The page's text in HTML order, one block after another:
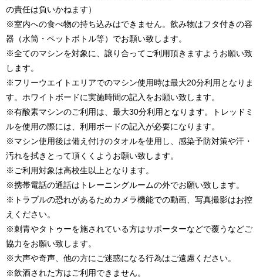
の責任は負いかねます）
※室内への食べ物の持ち込みはできません。飲み物はフタ付きの容
器（水筒・ペットボトル等）でお願い致します。
※全てのマシンを対象に、譲り合ってご利用頂きますようお願い致
します。
※フリーウエイトエリアでのマシン使用時は最大20分利用となりま
す。ホワイトボードに実施時間の記入をお願い致します。
※有酸素マシンのご利用は、最大30分利用となります。トレッドミ
ルを使用の際には、利用ボードの記入が必要になります。
※マシン使用後は備え付けのタオルを使用し、感染予防対策や汗・
汚れを拭きとって頂くくようお願い致します。
※ご利用対象は高校生以上となります。
※携帯電話の通話はトレーニングルームの外でお願い致します。
※トラブルの恐れがあるためカメラ機能での動画、写真撮影はお控
えください。
※刺青やタトゥーを施されている方はサポーターなどで覆うなどご
協力をお願い致します。
※大声や奇声、他の方にご迷惑になる行為はご遠慮ください。
※飲酒された方はご利用できません。